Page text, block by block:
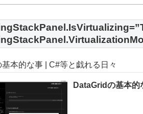
基本的な事 | C#等と戯れる日々
DataGridの基本的